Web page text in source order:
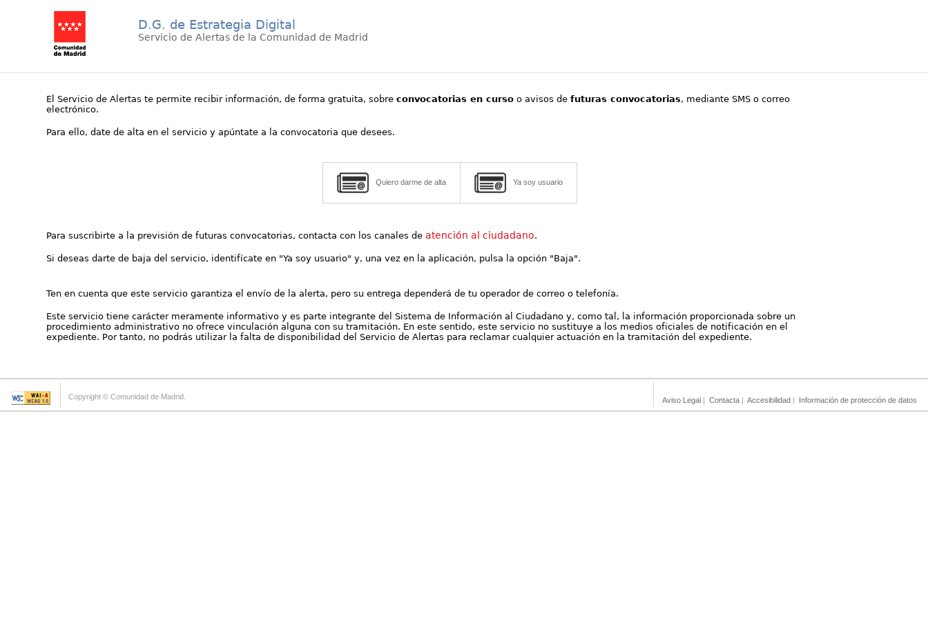
D.G. de Estrategia Digital
Servicio de Alertas de la Comunidad de Madrid
El Servicio de Alertas te permite recibir información, de forma gratuita, sobreconvocatorias en curso o avisos defuturas convocatorias, mediante SMS o correo
electrónico.
Para ello, date de alta en el servicio y apúntate a la convocatoria que desees.
Quiero darme de alta Ya soy usuario
Para suscribirte a la previsión de futuras convocatorias, contacta con los canales deatención al ciudadano.
Si deseas darte de baja del servicio, identifícate en "Ya soy usuario" y, una vez en la aplicación, pulsa la opción "Baja".
Ten en cuenta que este servicio garantiza el envío de la alerta, pero su entrega dependerá de tu operador de correo o telefonía.
Este servicio tiene carácter meramente informativo y es parte integrante del Sistema de Información al Ciudadano y, como tal, la información proporcionada sobre un
procedimiento administrativo no ofrece vinculación alguna con su tramitación. En este sentido, este servicio no sustituye a los medios oficiales de notificación en el
expediente. Por tanto, no podrás utilizar la falta de disponibilidad del Servicio de Alertas para reclamar cualquier actuación en la tramitación del expediente.
Copyright © Comunidad de Madrid. Aviso Legal | Contacta | Accesibilidad | Información de protección de datos